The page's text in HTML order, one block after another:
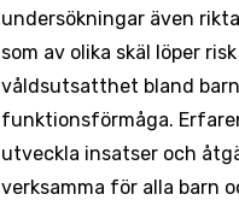
undersökningar även
som av olika skäl löper
våldsutsatthet bland
funktionsförmåga.
utveckla insatser och
verksamma för alla barn